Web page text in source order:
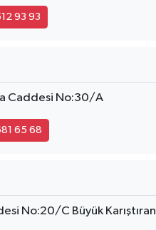
93 93
Caddesi No:30/A
65 68
No:20/C Büyük Karıştıran